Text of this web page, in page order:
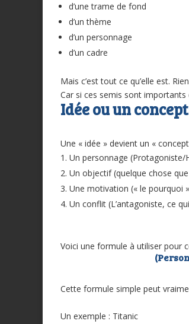
d’une trame de fond
d’un thème
d’un personnage
d’un cadre
Mais c’est tout ce qu’elle est.
Car si ces semis sont
Idée ou un
Une « idée » devient un «
Un personnage (Protagoniste/
Un objectif (quelque chose
Une motivation (« le pourquoi
Un conflit (L’antagoniste, ce
Voici une formule à utiliser pour
Cette formule simple peut
Un exemple : Titanic